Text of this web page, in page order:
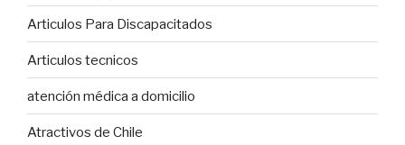
Articulos Para Discapacitados
Articulos tecnicos
atención médica a domicilio
Atractivos de Chile